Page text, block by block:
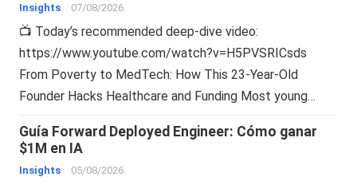
Insights 07/08/2026
📺 Today’s recommended deep-dive video:
https://www.youtube.com/watch?v=H5PVSRICsds
From Poverty to MedTech: How This 23-Year-Old
Founder Hacks Healthcare and Funding Most young…
Guía Forward Deployed Engineer: Cómo ganar
$1M en IA
Insights 05/08/2026